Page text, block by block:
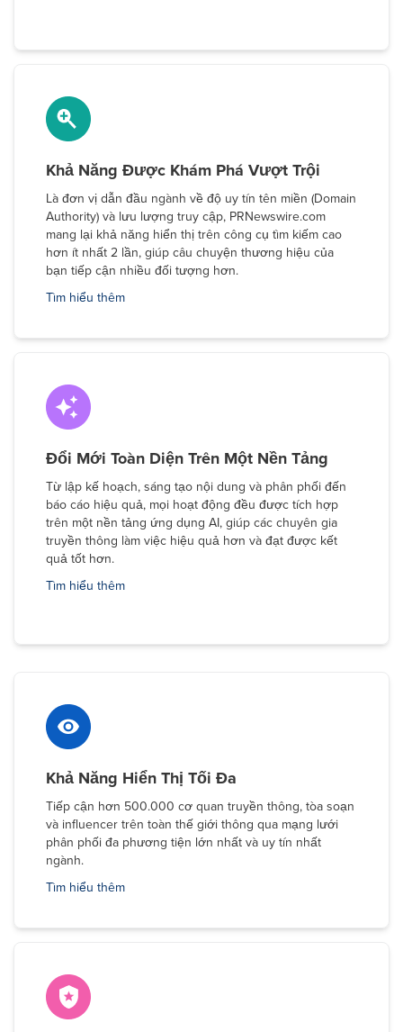
Khả Năng Được Khám Phá Vượt Trội
Là đơn vị dẫn đầu ngành về độ uy tín tên miền (Domain
Authority) và lưu lượng truy cập, PRNewswire.com
mang lại khả năng hiển thị trên công cụ tìm kiếm cao
hơn ít nhất 2 lần, giúp câu chuyện thương hiệu của
bạn tiếp cận nhiều đối tượng hơn.
Tìm hiểu thêm
Đổi Mới Toàn Diện Trên Một Nền Tảng
Từ lập kế hoạch, sáng tạo nội dung và phân phối đến
báo cáo hiệu quả, mọi hoạt động đều được tích hợp
trên một nền tảng ứng dụng AI, giúp các chuyên gia
truyền thông làm việc hiệu quả hơn và đạt được kết
quả tốt hơn.
Tìm hiểu thêm
Khả Năng Hiển Thị Tối Đa
Tiếp cận hơn 500.000 cơ quan truyền thông, tòa soạn
và influencer trên toàn thế giới thông qua mạng lưới
phân phối đa phương tiện lớn nhất và uy tín nhất
ngành.
Tìm hiểu thêm